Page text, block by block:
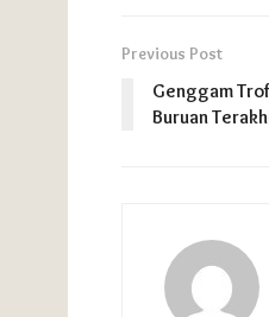
Previous Post
Genggam
Buruan